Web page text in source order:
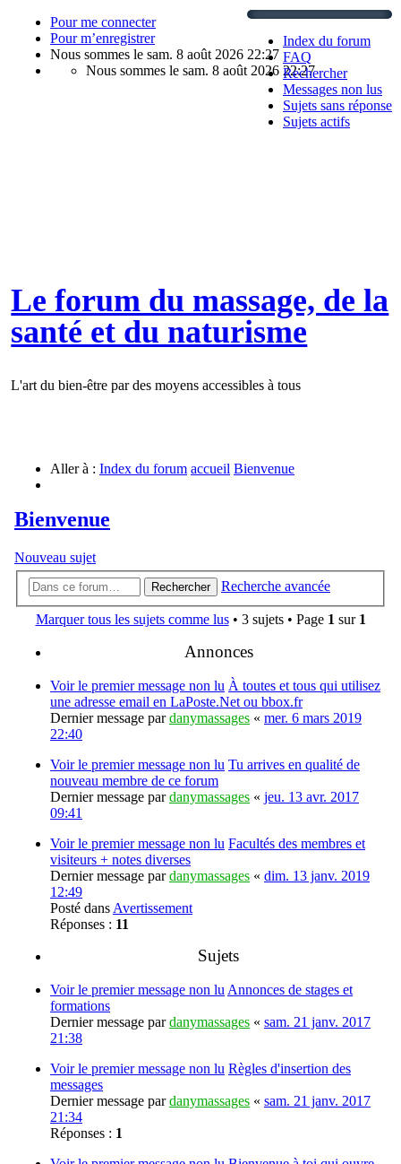
Index du forum
FAQ
Rechercher
Messages non lus
Sujets sans réponse
Sujets actifs
Pour me connecter
Pour m’enregistrer
Nous sommes le sam. 8 août 2026 22:27
Nous sommes le sam. 8 août 2026 22:27
Le forum du massage, de la
santé et du naturisme
L'art du bien-être par des moyens accessibles à tous
Aller à : Index du forum accueil Bienvenue
Bienvenue
Nouveau sujet
Rechercher Recherche avancée
Marquer tous les sujets comme lus• 3 sujets • Page 1 sur 1
Annonces
Voir le premier message non lu À toutes et tous qui utilisez
une adresse email en LaPoste.Net ou bbox.fr
Dernier message pardanymassages « mer. 6 mars 2019
22:40
Voir le premier message non lu Tu arrives en qualité de
nouveau membre de ce forum
Dernier message pardanymassages « jeu. 13 avr. 2017
09:41
Voir le premier message non lu Facultés des membres et
visiteurs + notes diverses
Dernier message pardanymassages « dim. 13 janv. 2019
12:49
Posté dans Avertissement
Réponses : 11
Sujets
Voir le premier message non lu Annonces de stages et
formations
Dernier message pardanymassages « sam. 21 janv. 2017
21:38
Voir le premier message non lu Règles d'insertion des
messages
Dernier message pardanymassages « sam. 21 janv. 2017
21:34
Réponses : 1